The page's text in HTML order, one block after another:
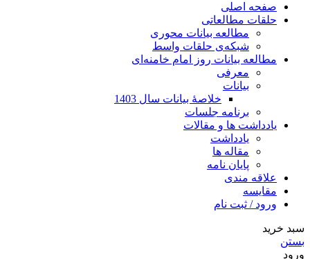
صفحه اصلی
حلقات مطالعاتی
مطالعه بیانات محوری
شبکه‌ی حلقات واسط
مطالعه بیانات روز امام خامنه‌ای
معرفی
بیانات
خلاصۀ بیانات سال 1403
برنامه جلسات
یادداشت ها و مقالات
یادداشت
مقاله ها
پایان نامه
علاقه مندی
مقایسه
ورود / ثبت نام
سبد خرید
بستن
ورود